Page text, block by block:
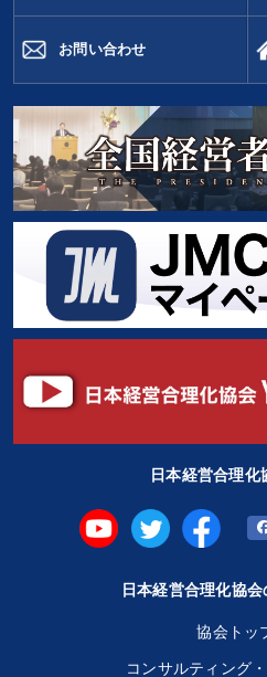
お問い合わせ
日本経営合理化
日本経営合理化協会
協会トッ
コンサルティング